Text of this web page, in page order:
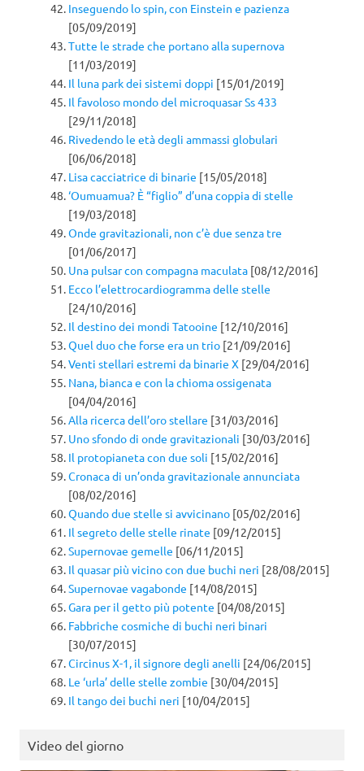
Inseguendo lo spin, con Einstein e pazienza
[05/09/2019]
Tutte le strade che portano alla supernova
[11/03/2019]
Il luna park dei sistemi doppi [15/01/2019]
Il favoloso mondo del microquasar Ss 433
[29/11/2018]
Rivedendo le età degli ammassi globulari
[06/06/2018]
Lisa cacciatrice di binarie [15/05/2018]
‘Oumuamua? È “figlio” d’una coppia di stelle
[19/03/2018]
Onde gravitazionali, non c’è due senza tre
[01/06/2017]
Una pulsar con compagna maculata [08/12/2016]
Ecco l’elettrocardiogramma delle stelle
[24/10/2016]
Il destino dei mondi Tatooine [12/10/2016]
Quel duo che forse era un trio [21/09/2016]
Venti stellari estremi da binarie X [29/04/2016]
Nana, bianca e con la chioma ossigenata
[04/04/2016]
Alla ricerca dell’oro stellare [31/03/2016]
Uno sfondo di onde gravitazionali [30/03/2016]
Il protopianeta con due soli [15/02/2016]
Cronaca di un’onda gravitazionale annunciata
[08/02/2016]
Quando due stelle si avvicinano [05/02/2016]
Il segreto delle stelle rinate [09/12/2015]
Supernovae gemelle [06/11/2015]
Il quasar più vicino con due buchi neri [28/08/2015]
Supernovae vagabonde [14/08/2015]
Gara per il getto più potente [04/08/2015]
Fabbriche cosmiche di buchi neri binari
[30/07/2015]
Circinus X-1, il signore degli anelli [24/06/2015]
Le ‘urla’ delle stelle zombie [30/04/2015]
Il tango dei buchi neri [10/04/2015]
Video del giorno